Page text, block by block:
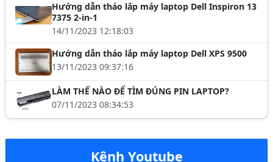
Hướng dẫn tháo lắp máy laptop Dell Inspiron 13
7375 2-in-1
14/11/2023 12:18:03
Hướng dẫn tháo lắp máy laptop Dell XPS 9500
13/11/2023 09:37:16
LÀM THẾ NÀO ĐỂ TÌM ĐÚNG PIN LAPTOP?
07/11/2023 08:34:53
Kênh Youtube